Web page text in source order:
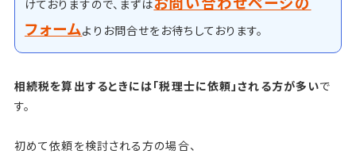
けておりますので、まずは
フォームよりお問合せをお待ちしております。
相続税を算出するときには「税理士に依頼」される方が多いで
す。
初めて依頼を検討される方の場合、